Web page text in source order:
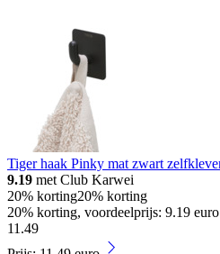
Tiger haak Pinky mat zwart
9.19 met Club Karwei
20% korting20% korting
20% korting, voordeelprijs: 9.19
11 .49